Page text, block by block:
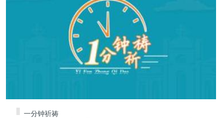
一分钟祈祷